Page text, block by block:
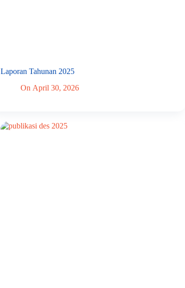
Laporan Tahunan 2025
On April 30, 2026